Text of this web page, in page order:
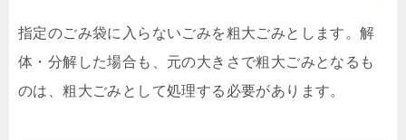
指定のごみ袋に入らないごみを粗大ごみとします。解
体・分解した場合も、元の大きさで粗大ごみとなるも
のは、粗大ごみとして処理する必要があります。